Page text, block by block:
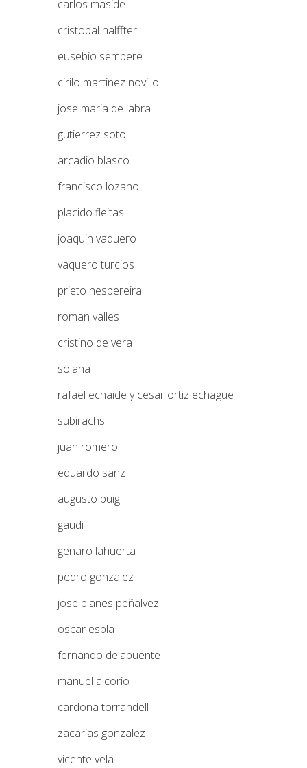
carlos maside
cristobal halffter
eusebio sempere
cirilo martinez novillo
jose maria de labra
gutierrez soto
arcadio blasco
francisco lozano
placido fleitas
joaquin vaquero
vaquero turcios
prieto nespereira
roman valles
cristino de vera
solana
rafael echaide y cesar ortiz echague
subirachs
juan romero
eduardo sanz
augusto puig
gaudi
genaro lahuerta
pedro gonzalez
jose planes peñalvez
oscar espla
fernando delapuente
manuel alcorio
cardona torrandell
zacarias gonzalez
vicente vela